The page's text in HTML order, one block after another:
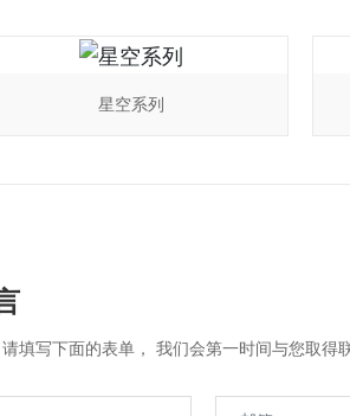
星空系列
填写下面的表单， 我们会第一时间与您取得